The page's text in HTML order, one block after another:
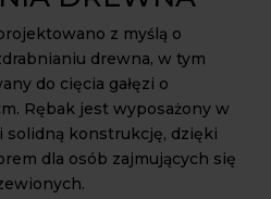
z myślą o
drewna, w tym
do cięcia gałęzi o
Rębak jest wyposażony w
solidną konstrukcję, dzięki
dla osób zajmujących się